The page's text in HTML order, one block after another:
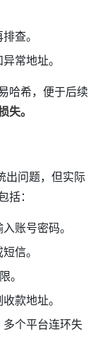
查。
常地址。
哈希，便于后续
失。
出问题，但实际
括：
账号密码。
信。
。
款地址。
多个平台连环失